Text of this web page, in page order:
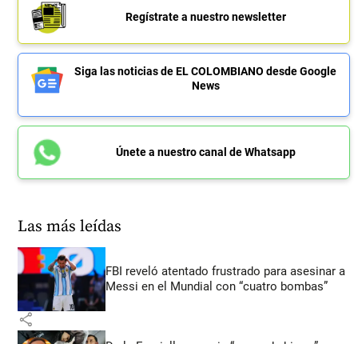
Regístrate a nuestro newsletter
Siga las noticias de EL COLOMBIANO desde Google
News
Únete a nuestro canal de Whatsapp
Las más leídas
FBI reveló atentado frustrado para asesinar a
Messi en el Mundial con “cuatro bombas”
share